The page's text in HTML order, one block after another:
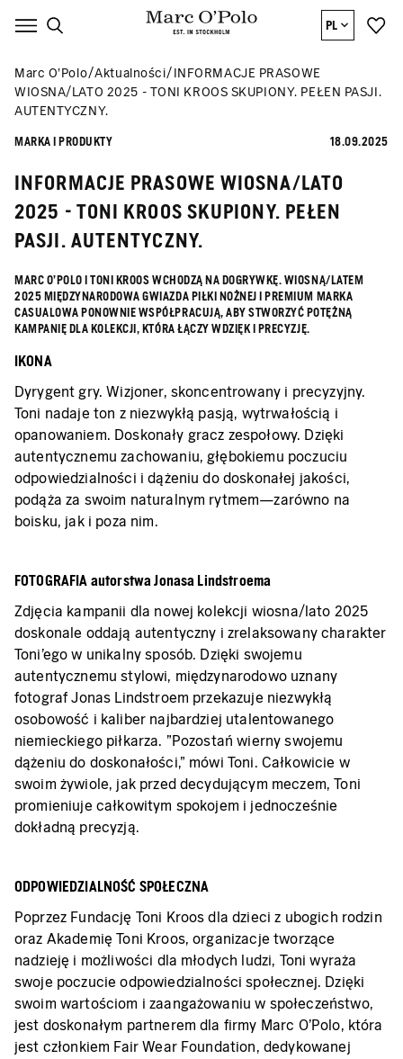
PL
Marc O’Polo Aktualności
INFORMACJE PRASOWE
WIOSNA/LATO 2025 - TONI KROOS SKUPIONY. PEŁEN PASJI.
AUTENTYCZNY.
MARKA I PRODUKTY 18.09.2025
INFORMACJE PRASOWE WIOSNA/LATO
2025 - TONI KROOS SKUPIONY. PEŁEN
PASJI. AUTENTYCZNY.
MARC O'POLO I TONI KROOS WCHODZĄ NA DOGRYWKĘ. WIOSNĄ/LATEM
2025 MIĘDZYNARODOWA GWIAZDA PIŁKI NOŻNEJ I PREMIUM MARKA
CASUALOWA PONOWNIE WSPÓŁPRACUJĄ, ABY STWORZYĆ POTĘŻNĄ
KAMPANIĘ DLA KOLEKCJI, KTÓRA ŁĄCZY WDZIĘK I PRECYZJĘ.
IKONA
Dyrygent gry. Wizjoner, skoncentrowany i precyzyjny.
Toni nadaje ton z niezwykłą pasją, wytrwałością i
opanowaniem. Doskonały gracz zespołowy. Dzięki
autentycznemu zachowaniu, głębokiemu poczuciu
odpowiedzialności i dążeniu do doskonałej jakości,
podąża za swoim naturalnym rytmem—zarówno na
boisku, jak i poza nim.
FOTOGRAFIA autorstwa Jonasa Lindstroema
Zdjęcia kampanii dla nowej kolekcji wiosna/lato 2025
doskonale oddają autentyczny i zrelaksowany charakter
Toni'ego w unikalny sposób. Dzięki swojemu
autentycznemu stylowi, międzynarodowo uznany
fotograf Jonas Lindstroem przekazuje niezwykłą
osobowość i kaliber najbardziej utalentowanego
niemieckiego piłkarza. "Pozostań wierny swojemu
dążeniu do doskonałości," mówi Toni. Całkowicie w
swoim żywiole, jak przed decydującym meczem, Toni
promieniuje całkowitym spokojem i jednocześnie
dokładną precyzją.
ODPOWIEDZIALNOŚĆ SPOŁECZNA
Poprzez Fundację Toni Kroos dla dzieci z ubogich rodzin
oraz Akademię Toni Kroos, organizacje tworzące
nadzieję i możliwości dla młodych ludzi, Toni wyraża
swoje poczucie odpowiedzialności społecznej. Dzięki
swoim wartościom i zaangażowaniu w społeczeństwo,
jest doskonałym partnerem dla firmy Marc O’Polo, która
jest członkiem Fair Wear Foundation, dedykowanej